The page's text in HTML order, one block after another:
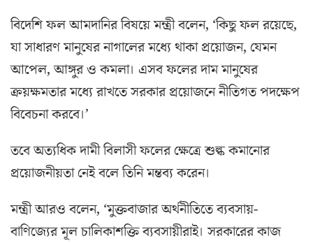
বিদেশি ফল আমদানির বিষয়ে মন্ত্রী বলেন, ‘কিছু ফল রয়েছে,
যা সাধারণ মানুষের নাগালের মধ্যে থাকা প্রয়োজন, যেমন
আপেল, আঙ্গুর ও কমলা। এসব ফলের দাম মানুষের
ক্রয়ক্ষমতার মধ্যে রাখতে সরকার প্রয়োজনে নীতিগত পদক্ষেপ
বিবেচনা করবে।’
তবে অত্যধিক দামী বিলাসী ফলের ক্ষেত্রে শুল্ক কমানোর
প্রয়োজনীয়তা নেই বলে তিনি মন্তব্য করেন।
মন্ত্রী আরও বলেন, ‘মুক্তবাজার অর্থনীতিতে ব্যবসায়-
বাণিজ্যের মূল চালিকাশক্তি ব্যবসায়ীরাই। সরকারের কাজ